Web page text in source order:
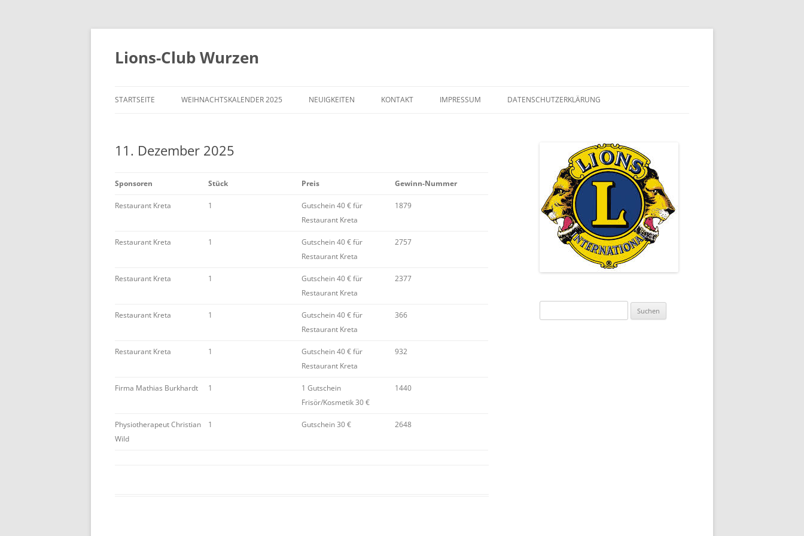
Zum
springen
Lions-Club Wurzen
STARTSEITE WEIHNACHTSKALENDER 2025 NEUIGKEITEN KONTAKT IMPRESSUM DATENSCHUTZERKLÄRUNG
11. Dezember 2025
Sponsoren Stück Preis Gewinn-Nummer
Restaurant Kreta 1
Gutschein 40 € für
Restaurant Kreta
1879
Restaurant Kreta 1
Gutschein 40 € für
Restaurant Kreta
2757
Restaurant Kreta 1
Gutschein 40 € für
Restaurant Kreta
2377
Restaurant Kreta 1
Gutschein 40 € für
Restaurant Kreta
366
Restaurant Kreta 1
Gutschein 40 € für
Restaurant Kreta
932
Firma Mathias Burkhardt 1
1 Gutschein
Frisör/Kosmetik 30 €
1440
Physiotherapeut Christian
Wild
1 Gutschein 30 € 2648
nach: